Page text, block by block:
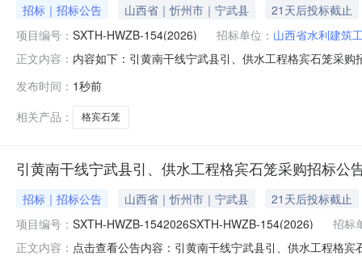
招标｜招标公告 山西省｜忻州市｜宁武县
21天后投标截止
项目编号： SXTH-HWZB-154(2026) 招标单位： 山西省水利建筑
正文内容： 内容如下：引黄南干线宁武县引、供水工程格宾石笼采
目编号：M1401000155A00590）进行公开招标。2项目
工程、机
发布时间： 1秒前
相关产品：
格宾石笼
引黄南干线宁武县引、供水工程格宾石笼采购招标公
招标｜招标公告 山西省｜忻州市｜宁武县
21天后投标截止
项目编号： SXTH-HWZB-1542026SXTH-HWZB-154(2026)
招标
正文内容： 点击查看公告内容：引黄南干线宁武县引、供水工程格宾